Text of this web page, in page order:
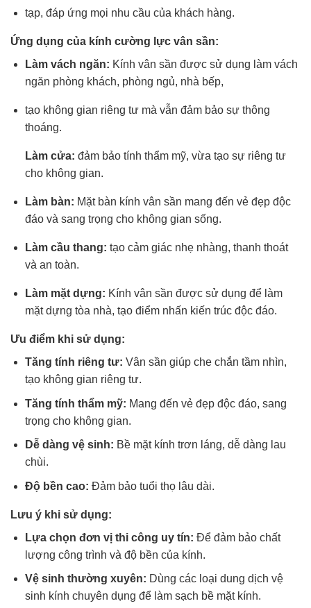
tạp, đáp ứng mọi nhu cầu của khách hàng.
Ứng dụng của kính cường lực vân sần:
Làm vách ngăn: Kính vân sần được sử dụng làm vách
ngăn phòng khách, phòng ngủ, nhà bếp,
tạo không gian riêng tư mà vẫn đảm bảo sự thông
thoáng.
Làm cửa: đảm bảo tính thẩm mỹ, vừa tạo sự riêng tư
cho không gian.
Làm bàn: Mặt bàn kính vân sần mang đến vẻ đẹp độc
đáo và sang trọng cho không gian sống.
Làm cầu thang: tạo cảm giác nhẹ nhàng, thanh thoát
và an toàn.
Làm mặt dựng: Kính vân sần được sử dụng để làm
mặt dựng tòa nhà, tạo điểm nhấn kiến trúc độc đáo.
Ưu điểm khi sử dụng:
Tăng tính riêng tư: Vân sần giúp che chắn tầm nhìn,
tạo không gian riêng tư.
Tăng tính thẩm mỹ: Mang đến vẻ đẹp độc đáo, sang
trọng cho không gian.
Dễ dàng vệ sinh: Bề mặt kính trơn láng, dễ dàng lau
chùi.
Độ bền cao: Đảm bảo tuổi thọ lâu dài.
Lưu ý khi sử dụng:
Lựa chọn đơn vị thi công uy tín: Để đảm bảo chất
lượng công trình và độ bền của kính.
Vệ sinh thường xuyên: Dùng các loại dung dịch vệ
sinh kính chuyên dụng để làm sạch bề mặt kính.